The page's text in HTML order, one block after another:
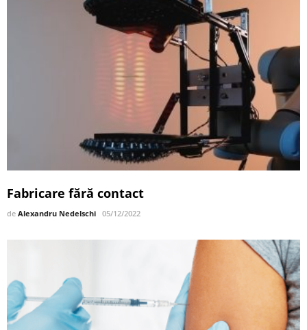
Fabricare fără contact
de Alexandru Nedelschi 05/12/2022